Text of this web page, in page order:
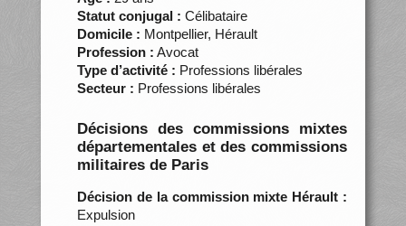
Statut conjugal : Célibataire
Domicile : Montpellier, Hérault
Profession : Avocat
Type d’activité : Professions libérales
Secteur : Professions libérales
Décisions des commissions mixtes
départementales et des commissions
militaires de Paris
Décision de la commission mixte Hérault :
Expulsion